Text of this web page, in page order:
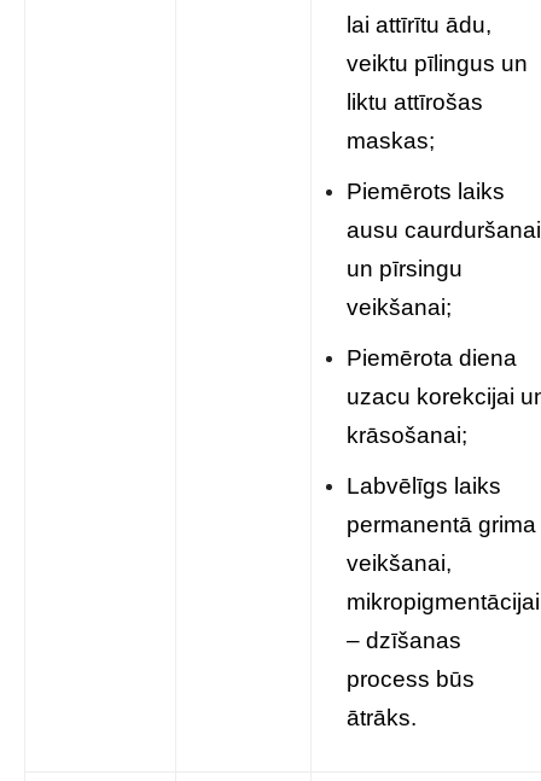
lai attīrītu ādu,
veiktu pīlingus un
liktu attīrošas
maskas;
Piemērots laiks
ausu caurduršanai
un pīrsingu
veikšanai;
Piemērota diena
uzacu korekcijai
krāsošanai;
Labvēlīgs laiks
permanentā grima
veikšanai,
mikropigmentācijai
– dzīšanas
process būs
ātrāks.